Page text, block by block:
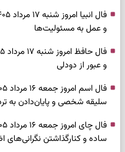
و عمل به مسئولیت‌ها
و عبور از دودلی
سلیقه شخصی و پایان‌دادن به
ساده و کنارگذاشتن نگرانی‌های